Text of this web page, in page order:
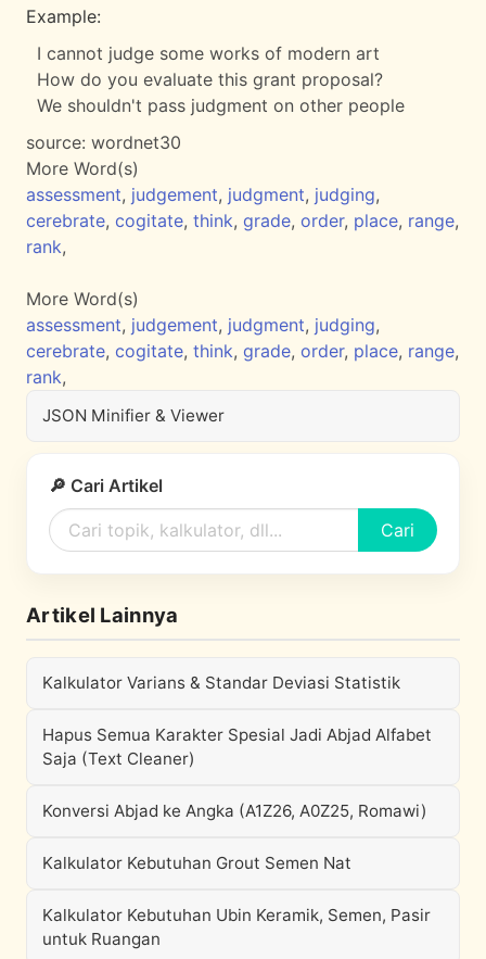
Example:
I cannot judge some works of modern art
How do you evaluate this grant proposal?
We shouldn't pass judgment on other people
source: wordnet30
More Word(s)
assessment, judgement, judgment, judging,
cerebrate, cogitate, think, grade, order, place, range,
rank,
More Word(s)
assessment, judgement, judgment, judging,
cerebrate, cogitate, think, grade, order, place, range,
rank,
JSON Minifier & Viewer
🔎 Cari Artikel
Cari
Artikel Lainnya
Kalkulator Varians & Standar Deviasi Statistik
Hapus Semua Karakter Spesial Jadi Abjad Alfabet
Saja (Text Cleaner)
Konversi Abjad ke Angka (A1Z26, A0Z25, Romawi)
Kalkulator Kebutuhan Grout Semen Nat
Kalkulator Kebutuhan Ubin Keramik, Semen, Pasir
untuk Ruangan